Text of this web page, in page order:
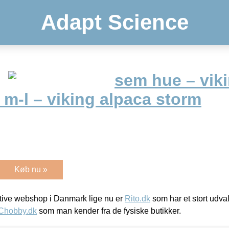
Adapt Science
sem hue –
m-l – viking alpaca storm
Køb nu »
webshop i Danmark lige nu er Rito.dk som har et stort
som man kender fra de fysiske butikker.